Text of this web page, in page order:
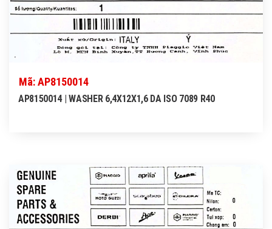
Mã: AP8150014
AP8150014 | WASHER 6,4X12X1,6 DA ISO 7089 R40